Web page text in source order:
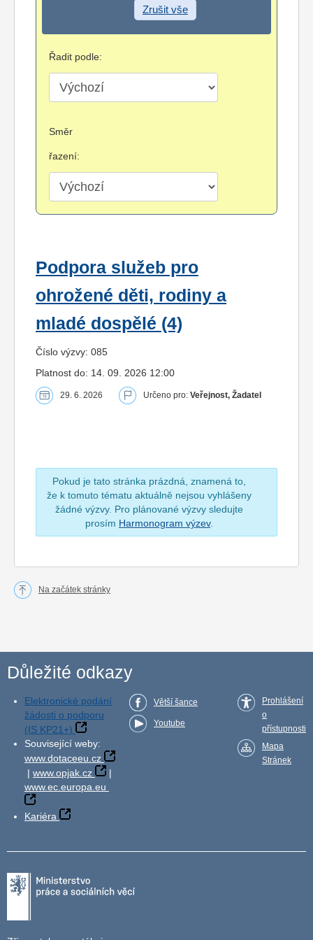
Zrušit vše
Řadit podle:
Směr
řazení:
Podpora služeb pro
ohrožené děti, rodiny a
mladé dospělé (4)
Číslo výzvy: 085
Platnost do: 14. 09. 2026 12:00
29. 6. 2026 Určeno pro: Veřejnost, Žadatel
Pokud je tato stránka prázdná, znamená to,
že k tomuto tématu aktuálně nejsou vyhlášeny
žádné výzvy. Pro plánované výzvy sledujte
prosím Harmonogram výzev.
Na začátek stránky
Důležité odkazy
Elektronické podání
žádosti o podporu
(IS KP21+)
Související weby:
www.dotaceeu.cz
| www.opjak.cz
|
www.ec.europa.eu
Kariéra
Větší šance
Youtube
Prohlášení
o
přístupnosti
Mapa
Stránek